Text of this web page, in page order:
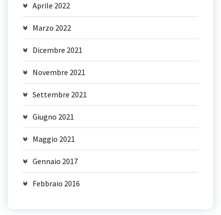
Aprile 2022
Marzo 2022
Dicembre 2021
Novembre 2021
Settembre 2021
Giugno 2021
Maggio 2021
Gennaio 2017
Febbraio 2016